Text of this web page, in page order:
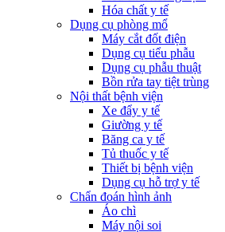
Hóa chất y tế
Dụng cụ phòng mổ
Máy cắt đốt điện
Dụng cụ tiểu phẫu
Dụng cụ phẫu thuật
Bồn rửa tay tiệt trùng
Nội thất bệnh viện
Xe đẩy y tế
Giường y tế
Băng ca y tế
Tủ thuốc y tế
Thiết bị bệnh viện
Dụng cụ hỗ trợ y tế
Chẩn đoán hình ảnh
Áo chì
Máy nội soi